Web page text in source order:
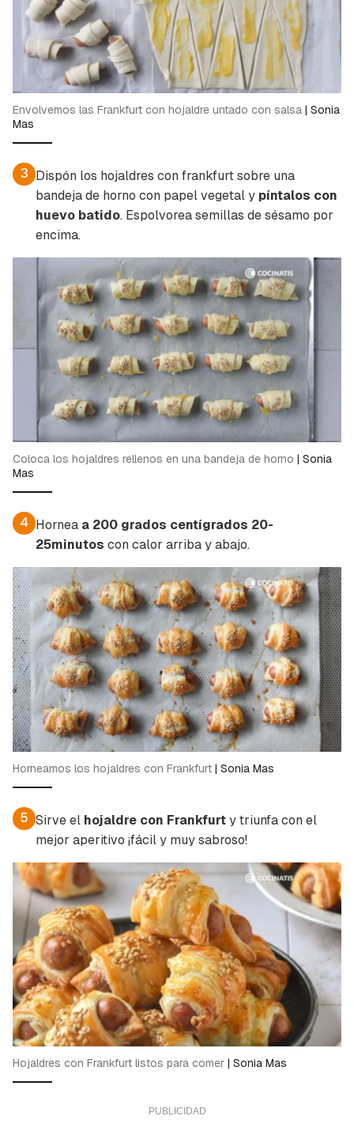
Guardar como favorito
Para poder guardar como favorito, primero has
de iniciar sesión con tu cuenta de Cocinatis.
Envolvemos las Frankfurt con hojaldre untado con salsa | Sonia
Mas
3 Dispón los hojaldres con frankfurt sobre una
bandeja de horno con papel vegetal y píntalos con
huevo batido. Espolvorea semillas de sésamo por
encima.
Coloca los hojaldres rellenos en una bandeja de horno | Sonia
Mas
4 Hornea a 200 grados centígrados 20-
25minutos con calor arriba y abajo.
Horneamos los hojaldres con Frankfurt | Sonia Mas
5 Sirve el hojaldre con Frankfurty triunfa con el
mejor aperitivo ¡fácil y muy sabroso!
Hojaldres con Frankfurt listos para comer | Sonia Mas
Contenido enviado
Gracias por suscribirte a nuestro boletín.